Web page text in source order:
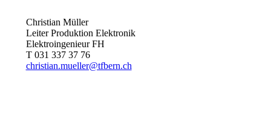
Christian Müller
Leiter Produktion Elektronik
Elektroingenieur FH
T 031 337 37 76
christian.mueller@tfbern.ch